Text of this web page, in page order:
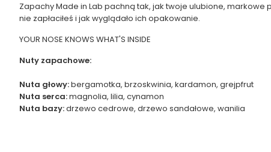
Zapachy Made in Lab pachną tak, jak twoje ulubione, markowe
nie zapłaciłeś i jak wyglądało ich opakowanie.
YOUR NOSE KNOWS WHAT'S INSIDE
Nuty zapachowe:
Nuta głowy:bergamotka, brzoskwinia, kardamon, grejpfrut
Nuta serca:magnolia, lilia, cynamon
Nuta bazy:drzewo cedrowe, drzewo sandałowe, wanilia